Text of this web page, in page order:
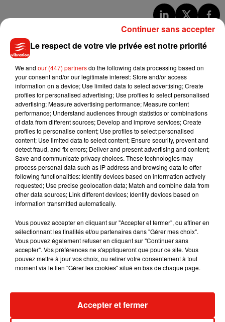
5 août 2026
Benny Blanco invite Selena Gomez et
Becky G sur son nouveau single
4 août 2026
Tiny Desk invite Charlie Puth pour une
live session solaire
Ariana Grande prendra une pause après
Grand Corps Malade emmène Styleto
Le respect de votre vie privée est notre priorité
We and our (447) partnersdo the following data processing based on
your consent and/or our legitimate interest: Store and/or access
information on a device; Use limited data to select advertising; Create
profiles for personalised advertising; Use profiles to select personalised
advertising; Measure advertising performance; Measure content
performance; Understand audiences through statistics or combinations
of data from different sources; Develop and improve services; Create
profiles to personalise content; Use profiles to select personalised
content; Use limited data to select content; Ensure security, prevent and
detect fraud, and fix errors; Deliver and present advertising and content;
Save and communicate privacy choices. These technologies may
process personal data such as IP address and browsing data to offer
following functionalities: Identify devices based on information actively
requested; Use precise geolocation data; Match and combine data from
other data sources; Link different devices; Identify devices based on
information transmitted automatically.
Vous pouvez accepter en cliquant sur "Accepter et fermer", ou affiner en
sélectionnant les finalités et/ou partenaires dans "Gérer mes choix".
Vous pouvez également refuser en cliquant sur "Continuer sans
accepter". Vos préférences ne s'appliqueront que pour ce site. Vous
pouvez mettre à jour vos choix, ou retirer votre consentement à tout
moment via le lien "Gérer les cookies" situé en bas de chaque page.
Accepter et fermer
Continuer sans accepter